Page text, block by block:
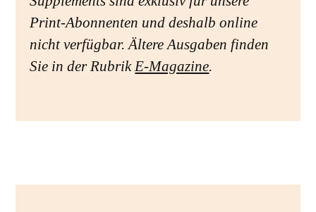
Print-Abonnenten und deshalb online
nicht verfügbar. Ältere Ausgaben finden
Sie in der RubrikE-Magazine.